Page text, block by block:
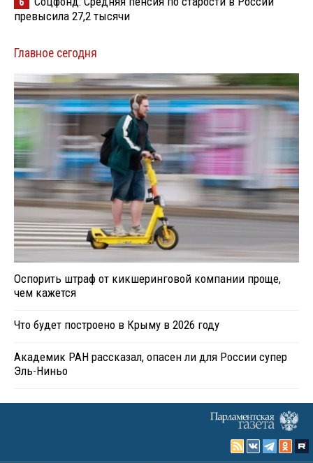
превысила 27,2 тысячи
Главное сегодня
Оспорить штраф от кикшеринговой компании проще,
чем кажется
Что будет построено в Крыму в 2026 году
Академик РАН рассказал, опасен ли для России супер
Эль-Ниньо